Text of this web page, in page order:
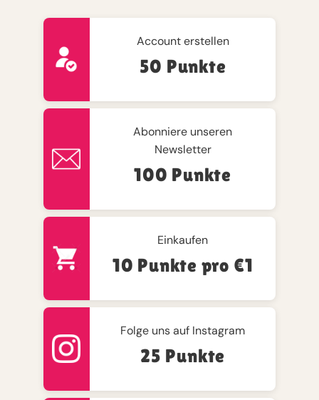
Account erstellen
50 Punkte
Abonniere unseren
Newsletter
100 Punkte
Einkaufen
10 Punkte pro €1
Folge uns auf Instagram
25 Punkte